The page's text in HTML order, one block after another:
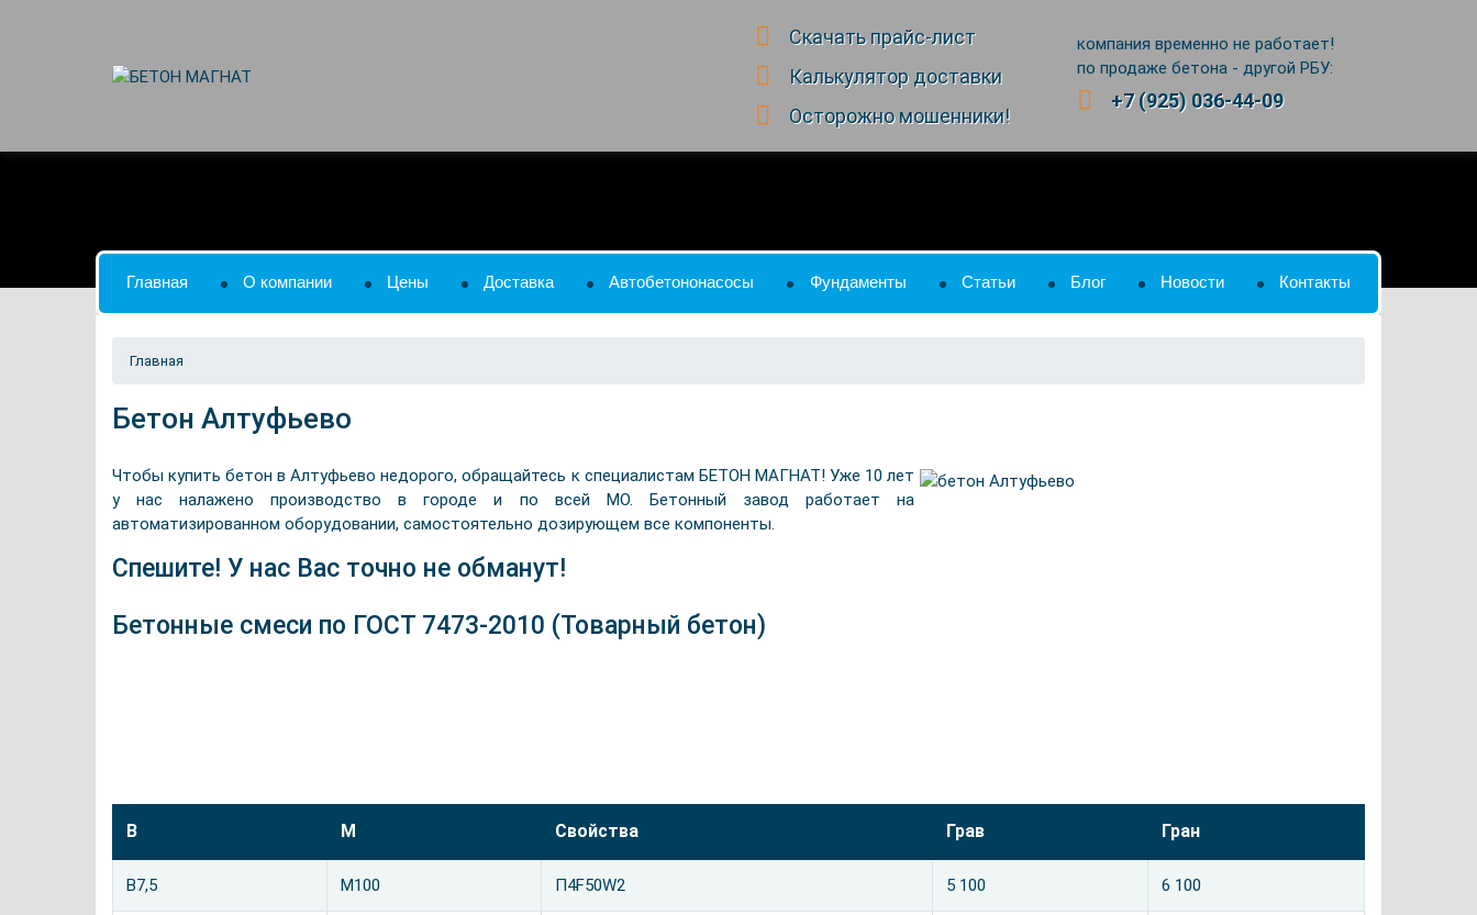
Скачать прайс-лист
Калькулятор доставки
Осторожно мошенники!
компания временно не работает!
по продаже бетона - другой РБУ:
+7 (925) 036-44-09
Главная О компании Цены Доставка Автобетононасосы Фундаменты Статьи Блог Новости Контакты
Главная
Бетон Алтуфьево
Чтобы купить бетон в Алтуфьево недорого, обращайтесь к специалистам БЕТОН МАГНАТ! Уже 10 лет
у нас налажено производство в городе и по всей МО. Бетонный завод работает на
автоматизированном оборудовании, самостоятельно дозирующем все компоненты.
Спешите! У нас Вас точно не обманут!
Бетонные смеси по ГОСТ 7473-2010 (Товарный бетон)
В М Свойства Грав Гран
B7,5 М100 П4F50W2 5 100 6 100